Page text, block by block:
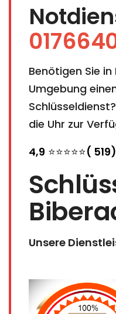
Benötigen Sie in
Umgebung
die Uhr zur
4,9 ⭐⭐⭐⭐⭐(
Unsere